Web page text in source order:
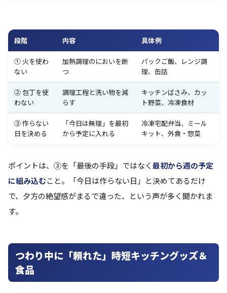
段階 内容 具体例
① 火を使わ
ない
加熱調理のにおいを断
つ
パックご飯、レンジ調
理、缶詰
② 包丁を使
わない
調理工程と洗い物を減
らす
キッチンばさみ、カッ
ト野菜、冷凍食材
③ 作らない
日を決める
「今日は無理」を最初
から予定に入れる
冷凍宅配弁当、ミール
キット、外食・惣菜
ポイントは、③を「最後の手段」ではなく最初から週の予定
に組み込むこと。「今日は作らない日」と決めてあるだけ
で、夕方の絶望感がまるで違った、という声が多く聞かれま
す。
つわり中に「頼れた」時短キッチングッズ＆
食品